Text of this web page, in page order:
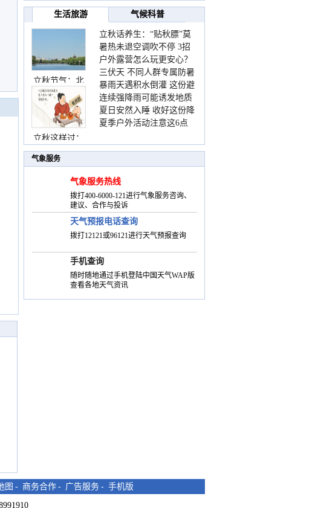
生活旅游 气候科普
立秋节气：北
立秋这样过：
立秋话养生：“贴秋膘”莫
着急 先清暑再防燥
暑热未退空调吹不停 3招
护住肩颈不酸痛
户外露营怎么玩更安心？
这份攻略请收好
三伏天 不同人群专属防暑
要点请收好
暴雨天遇积水倒灌 这份避
险提示请收好
连续强降雨可能诱发地质
灾害 这些前兆要知道
夏日安然入睡 收好这份降
温小贴士
夏季户外活动注意这6点
气象服务
气象服务热线
拨打400-6000-121进行气象服务咨询、
建议、合作与投诉
天气预报电话查询
拨打12121或96121进行天气预报查询
手机查询
随时随地通过手机登陆中国天气WAP版
查看各地天气资讯
图 - 商务合作 - 广告服务 - 手机版